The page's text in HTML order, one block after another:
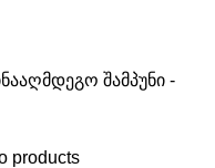
products